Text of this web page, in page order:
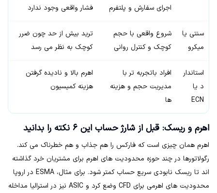
اجرای سفارش و پلتفرم
فشار واقعی وجود ندارد
سنتی یا
میکرو
شروع واقعی با حجم
کوچک و کنترل روانی
ترید بیش از حد چون ضرر
کوچک به نظر می رسد
استاندار
د یا
ECN
افراد باتجربه تر با
مدیریت حجم و هزینه
ها
اهرم بالا و نادیده گرفتن
هزینه کمیسیون
اهرم و ریسک: قبل از شارژ حساب این ۶ نکته را بدانید
اهرم همان چیزی است که فارکس را هم جذاب و هم خطرناک می کند.
رگولاتورها در چند حوزه محدودیت های اهرم برای مشتریان خرد گذاشته
اند تا ریسک نابودی سریع حساب کمتر شود. برای مثال، ESMA در اروپا
محدودیت های اهرمی برای CFD وضع کرد و ASIC نیز در استرالیا مداخله